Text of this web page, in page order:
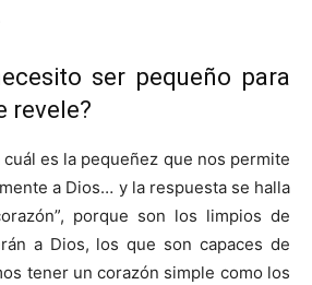
ser pequeño para
revele?
cuál es la pequeñez que nos permite
a Dios… y la respuesta se halla
porque son los limpios de
a Dios, los que son capaces de
tener un corazón simple como los